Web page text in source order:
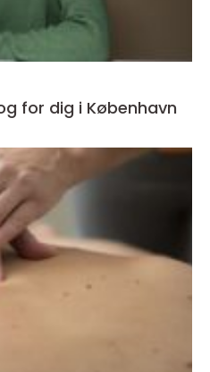
for dig i København